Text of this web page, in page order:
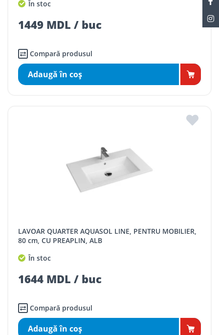
În stoc
1449 MDL / buc
Compară produsul
Adaugă în coş
LAVOAR QUARTER AQUASOL LINE, PENTRU MOBILIER,
80 cm, CU PREAPLIN, ALB
În stoc
1644 MDL / buc
Compară produsul
Adaugă în coş